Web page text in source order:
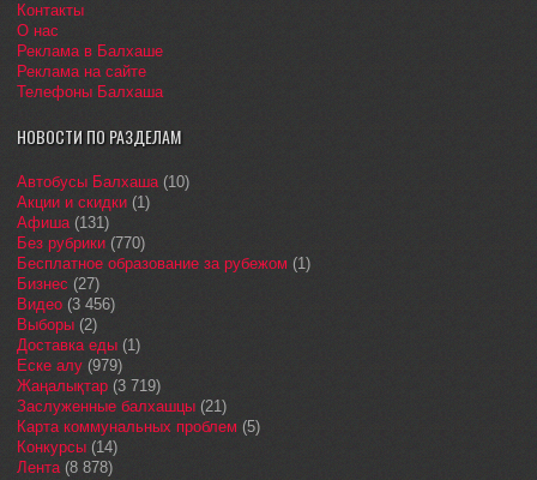
Контакты
О нас
Реклама в Балхаше
Реклама на сайте
Телефоны Балхаша
НОВОСТИ ПО РАЗДЕЛАМ
Автобусы Балхаша(10)
Акции и скидки (1)
Афиша(131)
Без рубрики (770)
Бесплатное образование за рубежом (1)
Бизнес (27)
Видео (3 456)
Выборы (2)
Доставка еды (1)
Еске алу (979)
Жаңалықтар (3 719)
Заслуженные балхашцы (21)
Карта коммунальных проблем (5)
Конкурсы (14)
Лента(8 878)